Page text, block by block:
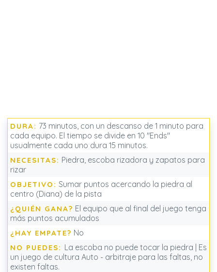
DURA: 73 minutos, con un descanso de 1 minuto para
cada equipo. El tiempo se divide en 10 "Ends"
usualmente cada uno dura 15 minutos.
NECESITAS: Piedra, escoba rizadora y zapatos para
rizar
OBJETIVO: Sumar puntos acercando la piedra al
centro (Diana) de la pista
¿QUIÉN GANA? El equipo que al final del juego tenga
más puntos acumulados
¿HAY EMPATE? No
NO PUEDES: La escoba no puede tocar la piedra | Es
un juego de cultura Auto - arbitraje para las faltas, no
existen faltas.